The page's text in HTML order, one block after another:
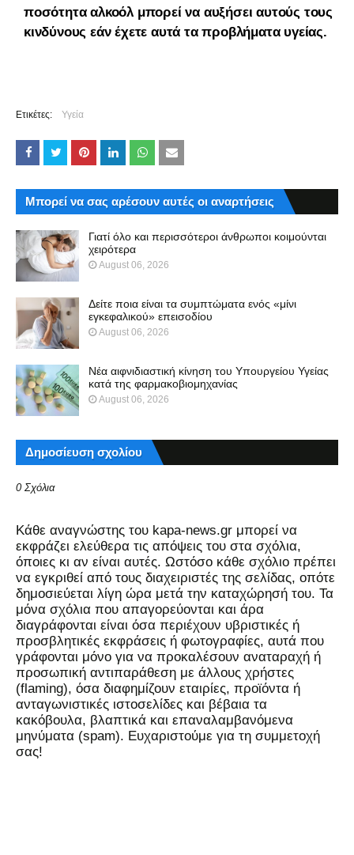
ποσότητα αλκοόλ μπορεί να αυξήσει αυτούς τους
κινδύνους εάν έχετε αυτά τα προβλήματα υγείας.
Ετικέτες: Υγεία
Μπορεί να σας αρέσουν αυτές οι αναρτήσεις
Γιατί όλο και περισσότεροι άνθρωποι κοιμούνται
χειρότερα
August 06, 2026
Δείτε ποια είναι τα συμπτώματα ενός «μίνι
εγκεφαλικού» επεισοδίου
August 06, 2026
Νέα αιφνιδιαστική κίνηση του Υπουργείου Υγείας
κατά της φαρμακοβιομηχανίας
August 06, 2026
Δημοσίευση σχολίου
0 Σχόλια
Kάθε αναγνώστης του kapa-news.gr μπορεί να
εκφράζει ελεύθερα τις απόψεις του στα σχόλια,
όποιες κι αν είναι αυτές. Ωστόσο κάθε σχόλιο πρέπει
να εγκριθεί από τους διαχειριστές της σελίδας, οπότε
δημοσιεύεται λίγη ώρα μετά την καταχώρησή του. Τα
μόνα σχόλια που απαγορεύονται και άρα
διαγράφονται είναι όσα περιέχουν υβριστικές ή
προσβλητικές εκφράσεις ή φωτογραφίες, αυτά που
γράφονται μόνο για να προκαλέσουν αναταραχή ή
προσωπική αντιπαράθεση με άλλους χρήστες
(flaming), όσα διαφημίζουν εταιρίες, προϊόντα ή
ανταγωνιστικές ιστοσελίδες και βέβαια τα
κακόβουλα, βλαπτικά και επαναλαμβανόμενα
μηνύματα (spam). Ευχαριστούμε για τη συμμετοχή
σας!